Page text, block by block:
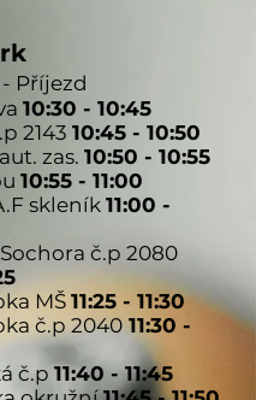
Příjezd
10:30 - 10:45
2143 10:45 - 10:50
zas. 10:50 - 10:55
10:55 - 11:00
skleník 11:00 -
č.p 2080
MŠ11:25 - 11:30
č.p 204011:30 -
č.p 11:40 - 11:45